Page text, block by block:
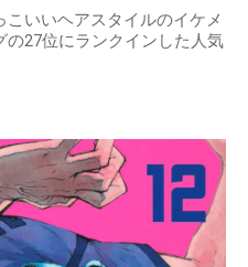
いいヘアスタイルのイケメ
の27位にランクインした人気